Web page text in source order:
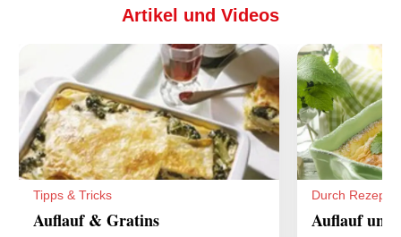
Artikel und Videos
Tipps & Tricks
Auflauf & Gratins
Durch Rezepte
Auflauf und